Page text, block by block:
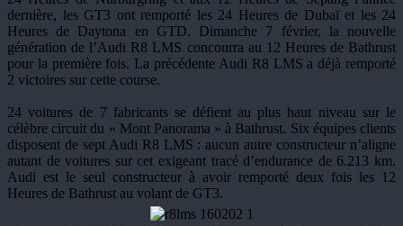
dernière, les GT3 ont remporté les 24 Heures de Dubaï et les 24
Heures de Daytona en GTD. Dimanche 7 février, la nouvelle
génération de l’Audi R8 LMS concourra au 12 Heures de Bathrust
pour la première fois. La précédente Audi R8 LMS a déjà remporté
2 victoires sur cette course.
24 voitures de 7 fabricants se défient au plus haut niveau sur le
célèbre circuit du « Mont Panorama » à Bathrust. Six équipes clients
disposent de sept Audi R8 LMS : aucun autre constructeur n’aligne
autant de voitures sur cet exigeant tracé d’endurance de 6.213 km.
Audi est le seul constructeur à avoir remporté deux fois les 12
Heures de Bathrust au volant de GT3.